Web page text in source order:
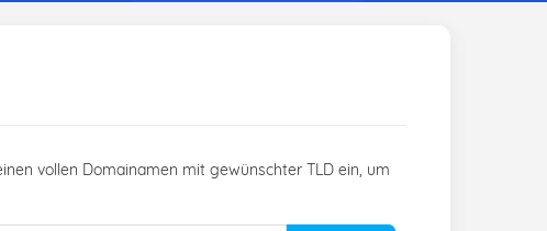
vollen Domainamen mit gewünschter TLD ein, um